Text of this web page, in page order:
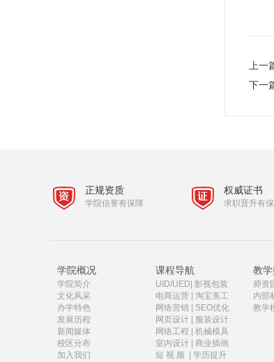
上一
下一
正规资质
学院信誉有保障
权威证书
求职晋升有
学院概况
学院简介
文化风采
办学特色
发展历程
新闻媒体
校区分布
加入我们
课程导航
UID/UED 影视包装
电商运营| 淘宝美工
网络营销
SEO优化
网页设计|
服装设计
网络工程
机械模具
室内设计| 商业插画
短 视 频
学历提升
教
师资
内部
教学